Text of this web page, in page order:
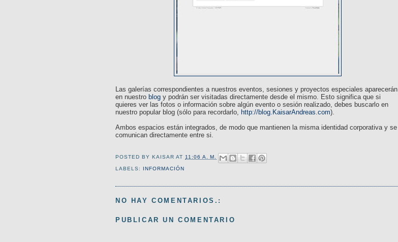
Las galerías correspondientes a nuestros eventos, sesiones y proyectos especiales aparecerán
en nuestro blog y podrán ser visitadas directamente desde el mismo. Esto significa que si
quieres ver las fotos o información sobre algún evento o sesión realizado, debes buscarlo en
nuestro popular blog (sólo para recordarlo,
http://blog.KaisarAndreas.com).
Ambos espacios están integrados, de modo que mantienen la misma identidad corporativa y se
comunican directamente entre si.
POSTED BY KAISAR AT11:06 A. M.
LABELS: INFORMACIÓN
NO HAY COMENTARIOS.:
PUBLICAR UN COMENTARIO